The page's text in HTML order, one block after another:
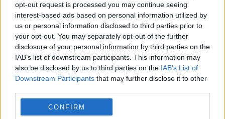
opt-out request is processed you may continue seeing
interest-based ads based on personal information utilized by
us or personal information disclosed to third parties prior to
your opt-out. You may separately opt-out of the further
disclosure of your personal information by third parties on the
IAB’s list of downstream participants. This information may
also be disclosed by us to third parties on the IAB’s List of
Downstream Participants that may further disclose it to other
CONFIRM
ΔΩΡΕΑΝ ΕΞΕΤΑΣΕΙΣ
4 Μαΐου - 10:27
Θεσσαλονίκη: Διήμερο δωρεάν εξετάσεων
πρόληψης και έγκαιρης διάγνωσης του καρκίνου
του δέρματος